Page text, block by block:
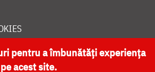
PENTRU CATEDRALA NAȚIONALĂ
pentru a îmbunătăți experiența
acest site.